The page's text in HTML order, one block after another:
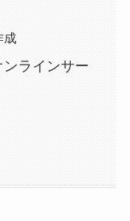
成
ラインサー